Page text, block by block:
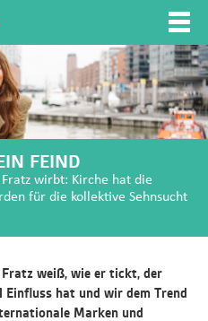
FEIND
wirbt: Kirche hat die
für die kollektive Sehnsucht
weiß, wie er tickt, der
hat und wir dem Trend
Marken und